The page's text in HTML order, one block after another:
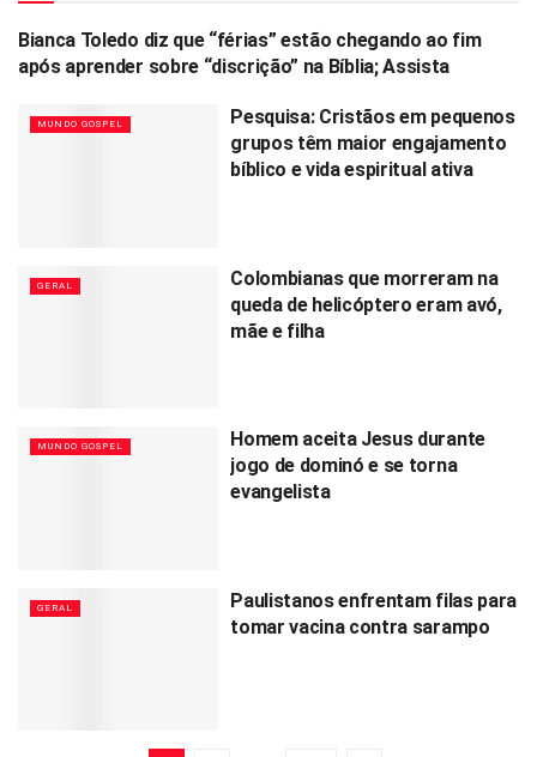
MUNDO GOSPEL
Bianca Toledo diz que “férias” estão chegando ao fim
após aprender sobre “discrição” na Bíblia; Assista
MUNDO GOSPEL
Pesquisa: Cristãos em pequenos
grupos têm maior engajamento
bíblico e vida espiritual ativa
GERAL
Colombianas que morreram na
queda de helicóptero eram avó,
mãe e filha
MUNDO GOSPEL
Homem aceita Jesus durante
jogo de dominó e se torna
evangelista
GERAL
Paulistanos enfrentam filas para
tomar vacina contra sarampo